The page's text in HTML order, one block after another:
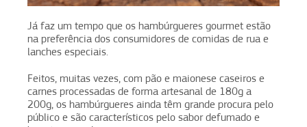
Já faz um tempo que os hambúrgueres gourmet estão
na preferência dos consumidores de comidas de rua e
lanches especiais.
Feitos, muitas vezes, com pão e maionese caseiros e
carnes processadas de forma artesanal de 180g a
200g, os hambúrgueres ainda têm grande procura pelo
público e são característicos pelo sabor defumado e